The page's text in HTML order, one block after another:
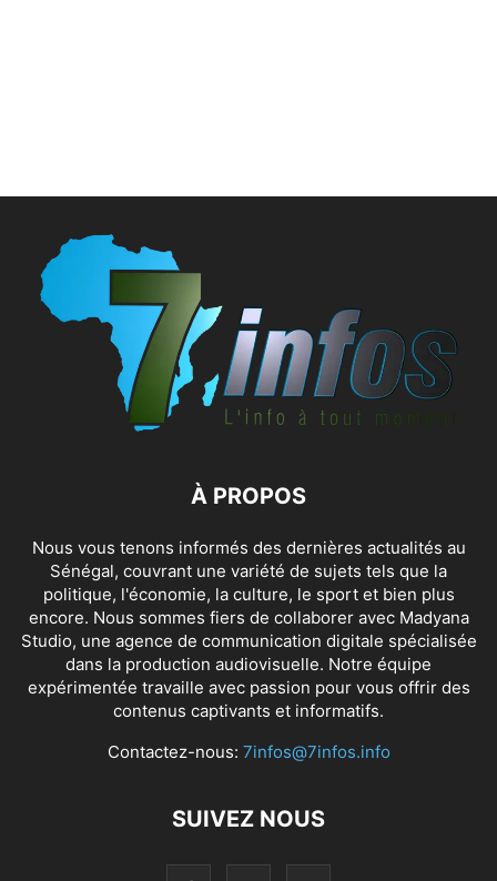
À PROPOS
Nous vous tenons informés des dernières actualités au
Sénégal, couvrant une variété de sujets tels que la
politique, l'économie, la culture, le sport et bien plus
encore. Nous sommes fiers de collaborer avec Madyana
Studio, une agence de communication digitale spécialisée
dans la production audiovisuelle. Notre équipe
expérimentée travaille avec passion pour vous offrir des
contenus captivants et informatifs.
Contactez-nous: 7infos@7infos.info
SUIVEZ NOUS